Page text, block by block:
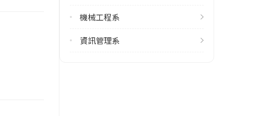
桃園市龜山區萬壽路一段300號
機械工程系
資訊管理系